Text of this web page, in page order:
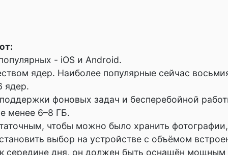
- iOS и Android.
ядер. Наиболее популярные сейчас
ядер.
фоновых задач и бесперебойной
менее 6–8 ГБ.
чтобы можно было хранить
выбор на устройстве с объёмом
середине дня, он должен быть оснащён мощным